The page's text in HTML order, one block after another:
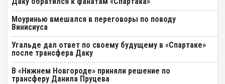
Моуринью вмешался в переговоры по поводу
Винисиуса
Угальде дал ответ по своему будущему в «Спартаке»
после трансфера Даку
В «Нижнем Новгороде» приняли решение по
трансферу Данила Пруцева